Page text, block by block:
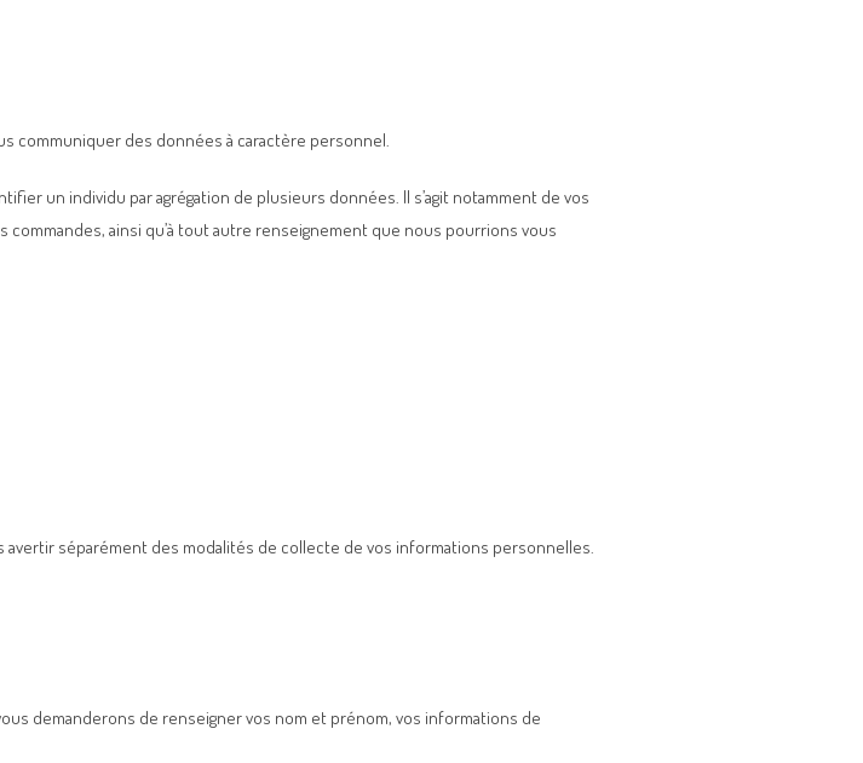
communiquer des données à caractère personnel.
un individu par agrégation de plusieurs données. Il s’agit notamment de vos
ainsi qu’à tout autre renseignement que nous pourrions vous
séparément des modalités de collecte de vos informations personnelles.
demanderons de renseigner vos nom et prénom, vos informations de